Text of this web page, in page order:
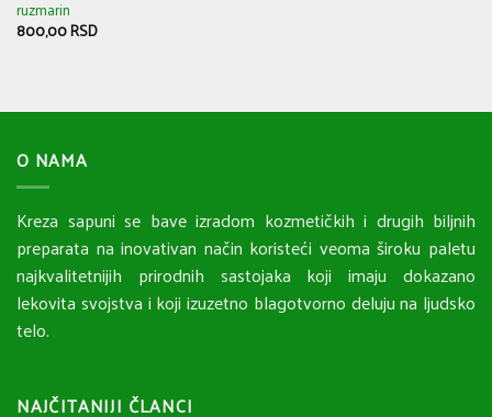
ruzmarin
800,00RSD
O NAMA
Kreza sapuni se bave izradom kozmetičkih i drugih biljnih
preparata na inovativan način koristeći veoma široku paletu
najkvalitetnijih prirodnih sastojaka koji imaju dokazano
lekovita svojstva i koji izuzetno blagotvorno deluju na ljudsko
telo.
NAJČITANIJI ČLANCI